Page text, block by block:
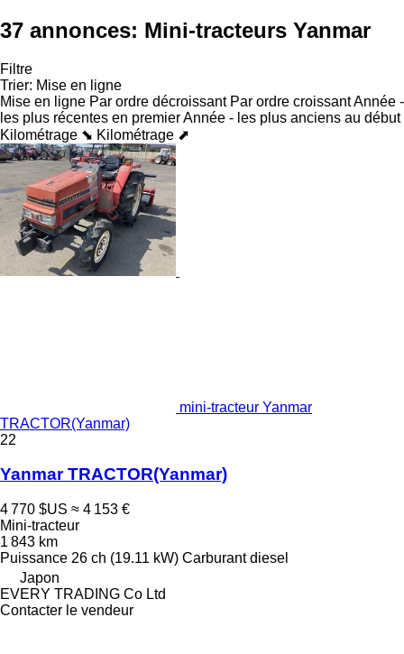
37 annonces: Mini-tracteurs Yanmar
Filtre
Trier: Mise en ligne
Mise en ligne Par ordre décroissant Par ordre croissantAnnée -
les plus récentes en premierAnnée - les plus anciens au début
Kilométrage ⬊ Kilométrage ⬈
mini-tracteur Yanmar
TRACTOR(Yanmar)
22
Yanmar TRACTOR(Yanmar)
4 770 $US ≈ 4 153 €
Mini-tracteur
1 843 km
Puissance 26 ch (19.11 kW) Carburant diesel
Japon
EVERY TRADING Co Ltd
Contacter le vendeur